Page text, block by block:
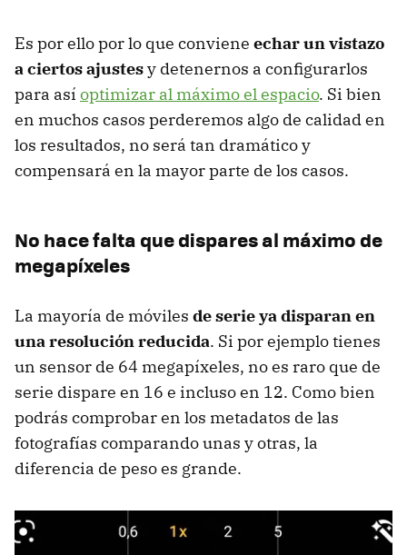
Es por ello por lo que conviene echar un vistazo
a ciertos ajustesy detenernos a configurarlos
para así optimizar al máximo el espacio. Si bien
en muchos casos perderemos algo de calidad en
los resultados, no será tan dramático y
compensará en la mayor parte de los casos.
No hace falta que dispares al máximo de
megapíxeles
La mayoría de móviles de serie ya disparan en
una resolución reducida. Si por ejemplo tienes
un sensor de 64 megapíxeles, no es raro que de
serie dispare en 16 e incluso en 12. Como bien
podrás comprobar en los metadatos de las
fotografías comparando unas y otras, la
diferencia de peso es grande.